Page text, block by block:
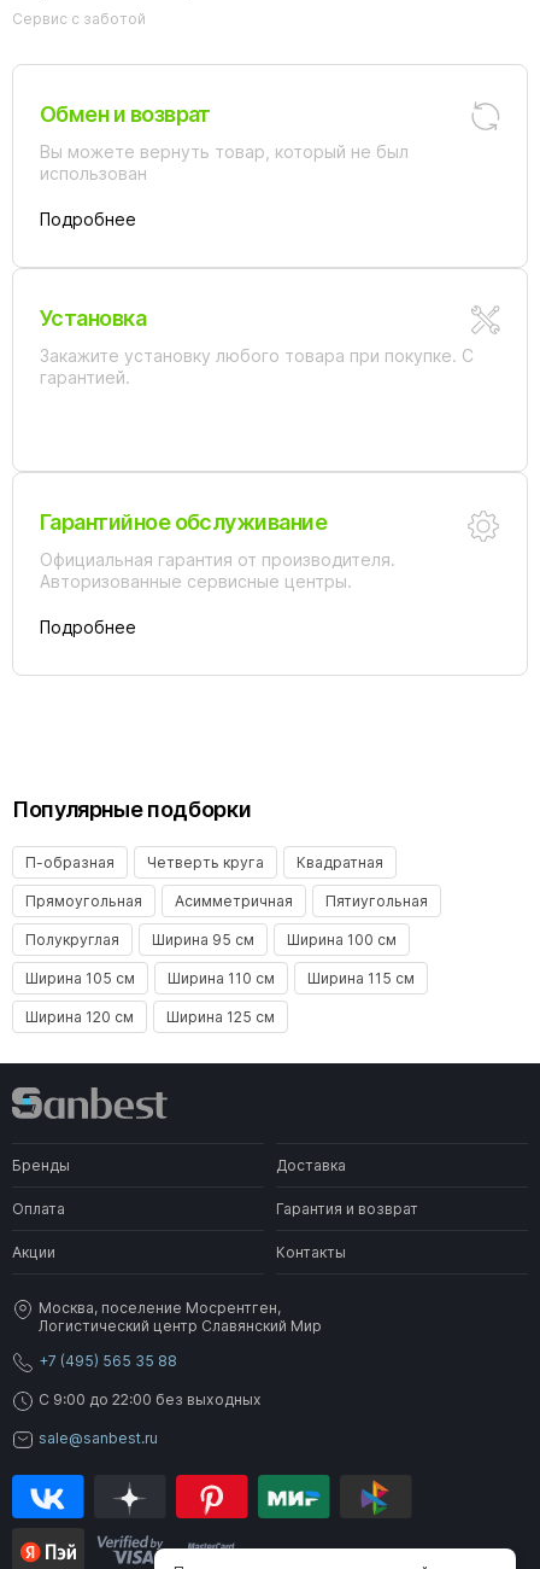
Сервис с заботой
Обмен и возврат
Вы можете вернуть товар, который не был
использован
Подробнее
Установка
Закажите установку любого товара при покупке. С
гарантией.
Гарантийное обслуживание
Официальная гарантия от производителя.
Авторизованные сервисные центры.
Подробнее
Популярные подборки
П-образная Четверть круга Квадратная
Прямоугольная Асимметричная Пятиугольная
Полукруглая Ширина 95 см Ширина 100 см
Ширина 105 см Ширина 110 см Ширина 115 см
Ширина 120 см Ширина 125 см
Бренды Доставка
Оплата Гарантия и возврат
Акции Контакты
Москва, поселение Мосрентген,
Логистический центр Славянский Мир
+7 (495) 565 35 88
C 9:00 до 22:00 без выходных
sale@sanbest.ru